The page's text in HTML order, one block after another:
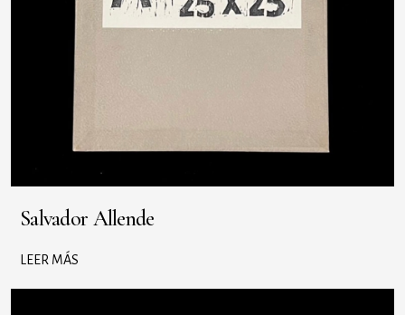
Salvador Allende
LEER MÁS